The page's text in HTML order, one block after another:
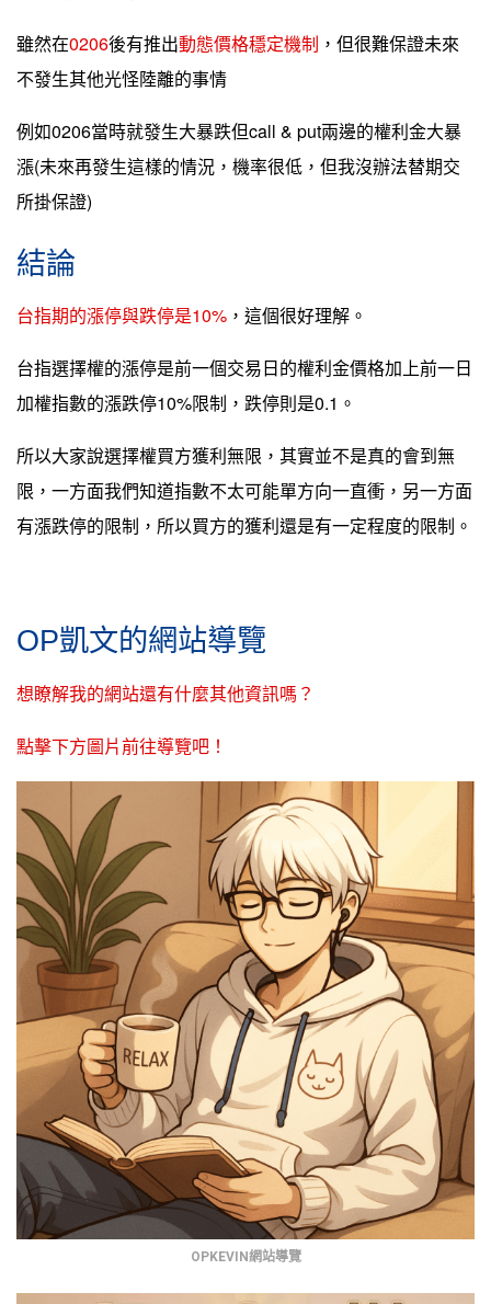
雖然在0206後有推出動態價格穩定機制 ，但很難保證未來
不發生其他光怪陸離的事情
例如0206當時就發生大暴跌但call & put兩邊的權利金大暴
漲(未來再發生這樣的情況，機率很低，但我沒辦法替期交
所掛保證)
結論
台指期的漲停與跌停是10% ，這個很好理解。
台指選擇權的漲停是前一個交易日的權利金價格加上前一日
加權指數的漲跌停10%限制，跌停則是0.1。
所以大家說選擇權買方獲利無限，其實並不是真的會到無
限，一方面我們知道指數不太可能單方向一直衝，另一方面
有漲跌停的限制，所以買方的獲利還是有一定程度的限制。
OP凱文的網站導覽
想瞭解我的網站還有什麼其他資訊嗎？
點擊下方圖片前往導覽吧！
OPKEVIN網站導覽